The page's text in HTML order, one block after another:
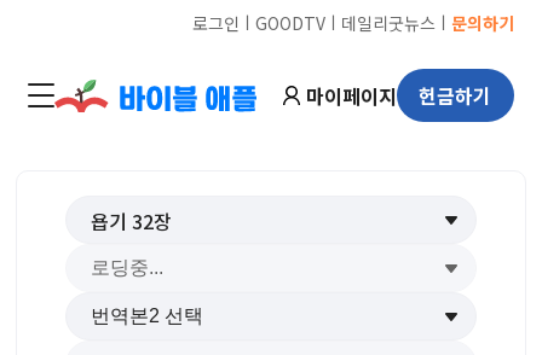
로그인 ㅣ GOODTVㅣ 데일리굿뉴스 ㅣ 문의하기
마이페이지 헌금하기
욥기 32장